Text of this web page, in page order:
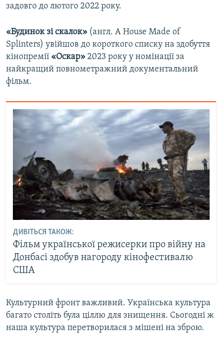
задовго до лютого 2022 року.
«Будинок зі скалок» (англ. A House Made of
Splinters) увійшов до короткого списку на здобуття
кінопремії «Оскар» 2023 року у номінації за
найкращий повнометражний документальний
фільм.
ДИВІТЬСЯ ТАКОЖ:
Фільм української режисерки про війну на
Донбасі здобув нагороду кінофестивалю
США
Культурний фронт важливий. Українська культура
багато століть була ціллю для знищення. Сьогодні ж
наша культура перетворилася з мішені на зброю.